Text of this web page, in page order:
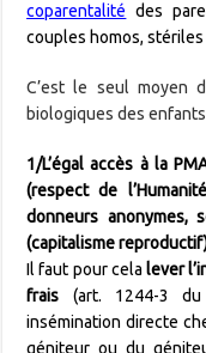
coparentalité des
couples homos,
C’est le seul moyen
biologiques des
1/L’égal accès à la
(respect de
donneurs anonymes,
(capitalisme
Il faut pour cela lever
frais (art. 1244-3
insémination directe
géniteur ou du